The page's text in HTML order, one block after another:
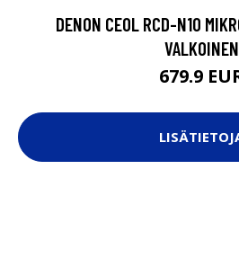
DENON CEOL RCD-N10
VALKOINEN
679.9